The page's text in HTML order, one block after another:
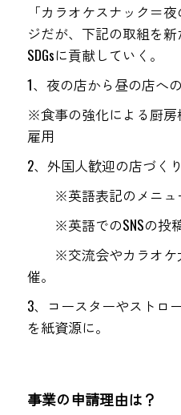
「カラオケスナック＝
ジだが、下記の取組を新
SDGsに貢献していく。
1、夜の店から昼の店へ
※食事の強化による厨房
雇用
2、外国人歓迎の店づく
※英語表記のメニュ
※英語でのSNSの投稿
※交流会やカラオケ
催。
3、コースターやストロ
を紙資源に。
事業の申請理由は？